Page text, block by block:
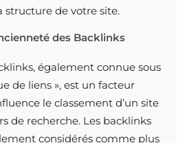
structure de votre site.
des Backlinks
également connue sous
de liens », est un facteur
le classement d’un site
de recherche. Les backlinks
considérés comme plus